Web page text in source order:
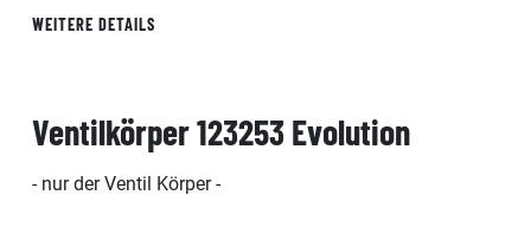
WEITERE DETAILS
Ventilkörper 123253 Evolution
- nur der Ventil Körper -